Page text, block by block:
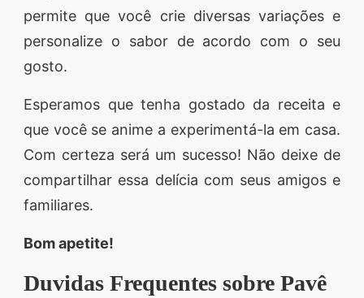
permite que você crie diversas variações e
personalize o sabor de acordo com o seu
gosto.
Esperamos que tenha gostado da receita e
que você se anime a experimentá-la em casa.
Com certeza será um sucesso! Não deixe de
compartilhar essa delícia com seus amigos e
familiares.
Bom apetite!
Duvidas Frequentes sobre Pavê